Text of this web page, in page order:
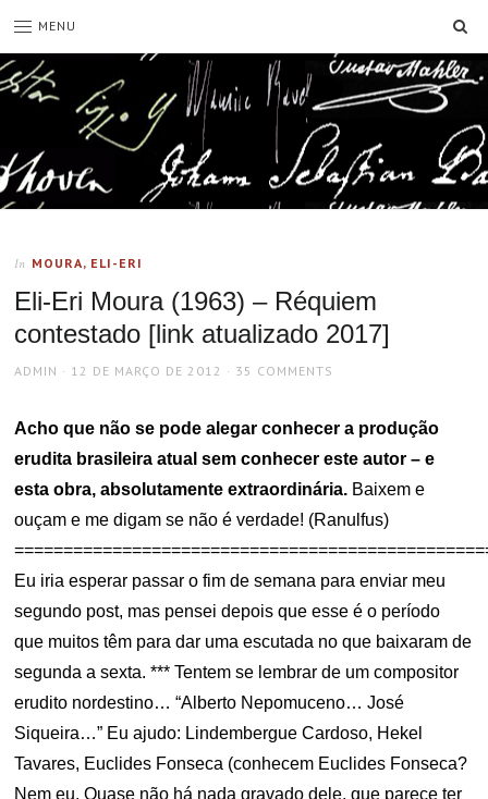
MENU
In MOURA, ELI-ERI
Eli-Eri Moura (1963) – Réquiem
contestado [link atualizado 2017]
AUTHOR
ADMIN
POSTED
12 DE MARÇO DE 2012 35 COMMENTS
Acho que não se pode alegar conhecer a produção
erudita brasileira atual sem conhecer este autor – e
esta obra, absolutamente extraordinária. Baixem e
ouçam e me digam se não é verdade! (Ranulfus)
Eu iria esperar passar o fim de semana para enviar meu
segundo post, mas pensei depois que esse é o período
que muitos têm para dar uma escutada no que baixaram de
segunda a sexta. *** Tentem se lembrar de um compositor
erudito nordestino… “Alberto Nepomuceno… José
Siqueira…” Eu ajudo: Lindembergue Cardoso, Hekel
Tavares, Euclides Fonseca (conhecem Euclides Fonseca?
Nem eu. Quase não há nada gravado dele, que parece ter